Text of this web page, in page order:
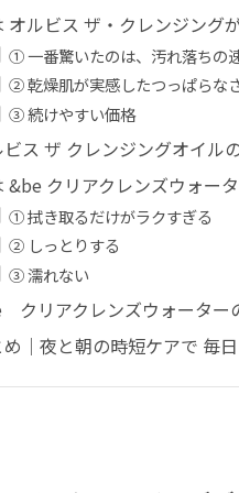
オルビス ザ・クレンジング
① 一番驚いたのは、汚れ落ちの
② 乾燥肌が実感したつっぱらな
③ 続けやすい価格
ビス ザ クレンジングオイル
&be クリアクレンズウォー
① 拭き取るだけがラクすぎる
② しっとりする
③ 濡れない
クリアクレンズウォーター
め｜夜と朝の時短ケアで 毎